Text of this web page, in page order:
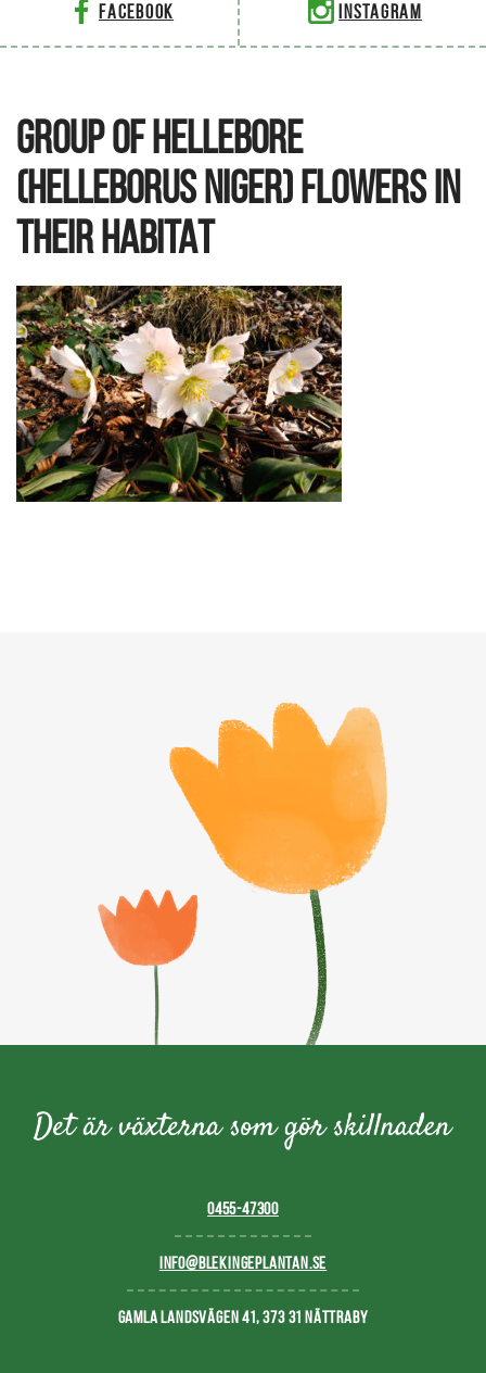
Facebook Instagram
GROUP OF HELLEBORE
(HELLEBORUS NIGER) FLOWERS IN
THEIR HABITAT
0455-47300
INFO@BLEKINGEPLANTAN.SE
GAMLA LANDSVÄGEN 41, 373 31 NÄTTRABY